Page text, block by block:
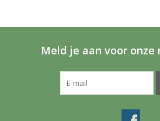
Meld je aan voor onze